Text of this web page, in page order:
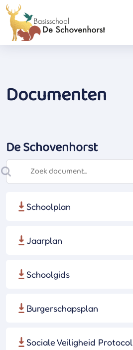
Documenten
De Schovenhorst
Schoolplan
Jaarplan
Schoolgids
Burgerschapsplan
Sociale Veiligheid Protocol